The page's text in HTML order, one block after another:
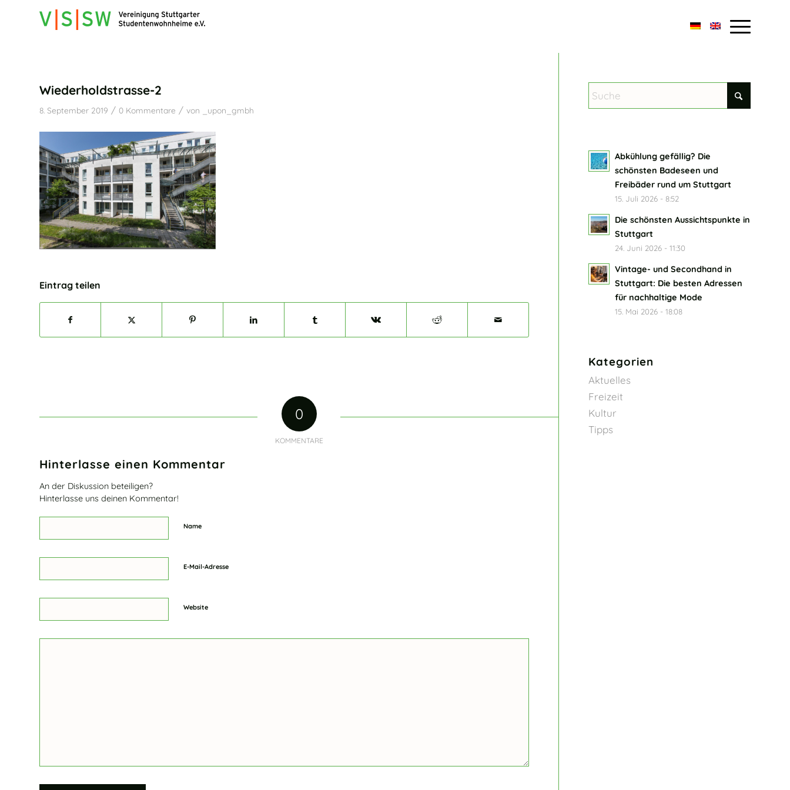
Wiederholdstrasse-2
8. September 2019 / 0 Kommentare / von _upon_gmbh
Eintrag teilen
0
KOMMENTARE
Hinterlasse einen Kommentar
An der Diskussion beteiligen?
Hinterlasse uns deinen Kommentar!
Name
E-Mail-Adresse
Website
Abkühlung gefällig? Die
schönsten Badeseen und
Freibäder rund um Stuttgart
15. Juli 2026 - 8:52
Die schönsten Aussichtspunkte in
Stuttgart
24. Juni 2026 - 11:30
Vintage- und Secondhand in
Stuttgart: Die besten Adressen
für nachhaltige Mode
15. Mai 2026 - 18:08
Kategorien
Aktuelles
Freizeit
Kultur
Tipps